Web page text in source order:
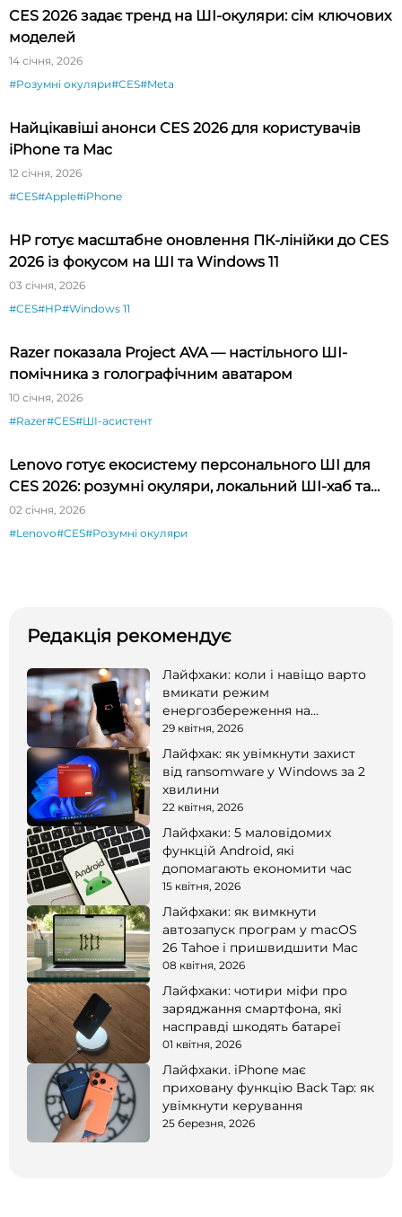
CES 2026 задає тренд на ШІ-окуляри: сім ключових
моделей
14 січня, 2026
#Розумні окуляри#CES#Meta
Найцікавіші анонси CES 2026 для користувачів
iPhone та Mac
12 січня, 2026
#CES#Apple#iPhone
HP готує масштабне оновлення ПК-лінійки до CES
2026 із фокусом на ШІ та Windows 11
03 січня, 2026
#CES#HP#Windows 11
Razer показала Project AVA — настільного ШІ-
помічника з голографічним аватаром
10 січня, 2026
#Razer#CES#ШІ-асистент
Lenovo готує екосистему персонального ШІ для
CES 2026: розумні окуляри, локальний ШІ-хаб та
адаптивні дисплеї
02 січня, 2026
#Lenovo#CES#Розумні окуляри
Редакція рекомендує
Лайфхаки: коли і навіщо варто
вмикати режим
енергозбереження на
смартфоні
29 квітня, 2026
Лайфхак: як увімкнути захист
від ransomware у Windows за 2
хвилини
22 квітня, 2026
Лайфхаки: 5 маловідомих
функцій Android, які
допомагають економити час
15 квітня, 2026
Лайфхаки: як вимкнути
автозапуск програм у macOS
26 Tahoe і пришвидшити Mac
08 квітня, 2026
Лайфхаки: чотири міфи про
заряджання смартфона, які
насправді шкодять батареї
01 квітня, 2026
Лайфхаки. iPhone має
приховану функцію Back Tap: як
увімкнути керування
25 березня, 2026